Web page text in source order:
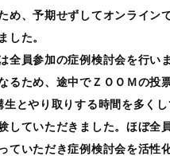
め、予期せずしてオンライ
した。
員参加の症例検討会を行いま
るため、途中でＺＯＯＭの
とやり取りする時間を多く
していただきました。ほぼ
ていただき症例検討会を活性